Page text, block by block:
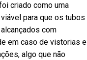
criado como uma
para que os tubos
com
em caso de vistorias e
algo que não